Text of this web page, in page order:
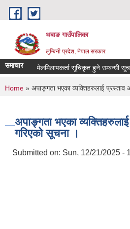
Skip to main content
थबाङ गाउँपालिका
लुम्बिनी प्रदेश, नेपाल सरकार
समाचार मेलमिलापकर्ता सूचिकृत हुने सम्बन्धी सूचना ।
You are here
Home » अपाङ्गता भएका व्यक्तिहरुलाई प्रस्ताव
अपाङ्गता भएका
गरिएको सूचना ।
Submitted on: Sun, 12/21/2025 -